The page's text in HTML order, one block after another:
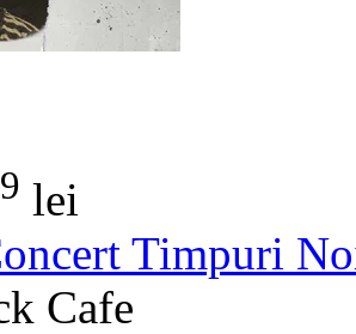
lei
Timpuri
Cafe